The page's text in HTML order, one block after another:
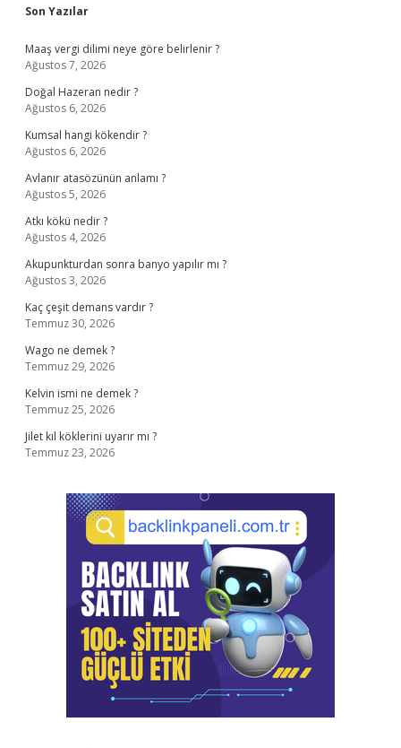
Sidebar
Son Yazılar
Maaş vergi dilimi neye göre belirlenir ?
Ağustos 7, 2026
Doğal Hazeran nedir ?
Ağustos 6, 2026
Kumsal hangi kökendir ?
Ağustos 6, 2026
Avlanır atasözünün anlamı ?
Ağustos 5, 2026
Atkı kökü nedir ?
Ağustos 4, 2026
Akupunkturdan sonra banyo yapılır mı ?
Ağustos 3, 2026
Kaç çeşit demans vardır ?
Temmuz 30, 2026
Wago ne demek ?
Temmuz 29, 2026
Kelvin ismi ne demek ?
Temmuz 25, 2026
Jilet kıl köklerini uyarır mı ?
Temmuz 23, 2026